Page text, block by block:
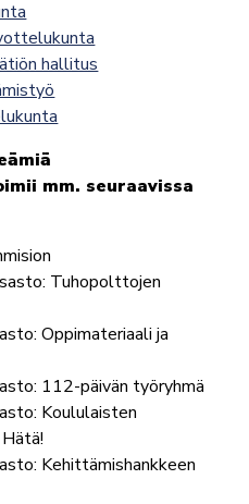
hallitus
mm. seuraavissa
Tuhopolttojen
Oppimateriaali ja
112-päivän työryhmä
Koululaisten
Kehittämishankkeen